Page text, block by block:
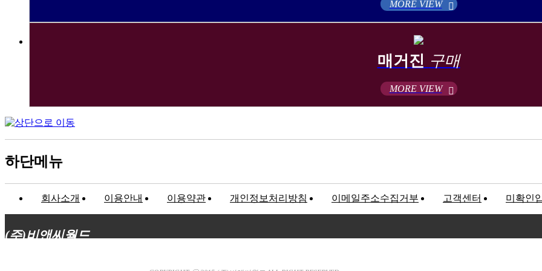
MORE VIEW
매거진 구매
MORE VIEW
하단메뉴
회사소개 이용안내 이용약관 개인정보처리방침 이메일주소수집거부 고객센터 미확인
(주)비앤씨월드